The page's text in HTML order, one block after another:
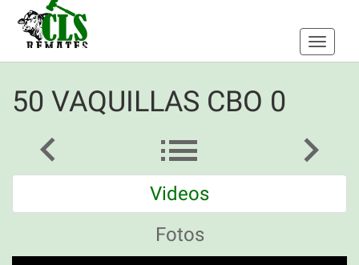
Toggle
50 VAQUILLAS CBO 0
Videos
Fotos